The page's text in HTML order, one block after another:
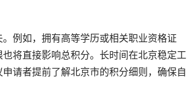
例如，拥有高等学历或相关职业资格证
将直接影响总积分。长时间在北京稳定工
请者提前了解北京市的积分细则，确保自